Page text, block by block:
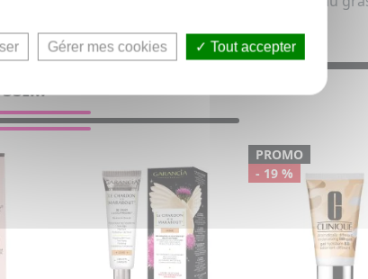
PROMO
- 19 %
Gérer mes cookies Tout accepter